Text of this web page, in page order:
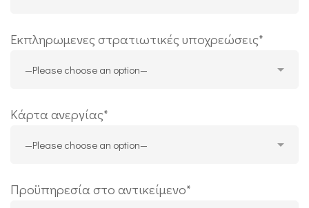
Εκπληρωμενες στρατιωτικές υποχρεώσεις*
Κάρτα ανεργίας*
Προϋπηρεσία στο αντικείμενο*